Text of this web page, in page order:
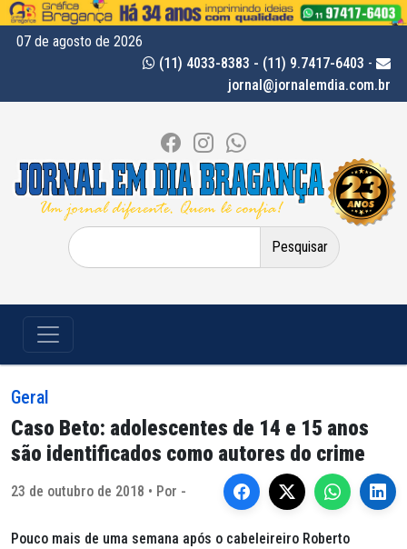
07 de agosto de 2026
(11) 4033-8383 - (11) 9.7417-6403 -
jornal@jornalemdia.com.br
Pesquisar
por:
Geral
Caso Beto: adolescentes de 14 e 15 anos
são identificados como autores do crime
23 de outubro de 2018 • Por -
Pouco mais de uma semana após o cabeleireiro Roberto